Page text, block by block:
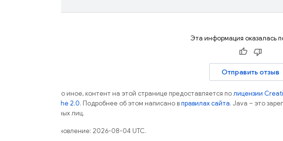
Эта информация оказалась
Отправить отзыв
Если не указано иное, контент на этой странице предоставляется полицензии
лицензии Apache 2.0. Подробнее об этом написано вправилах сайта. Java – это
аффилированных лиц.
Последнее обновление: 2026-08-04 UTC.